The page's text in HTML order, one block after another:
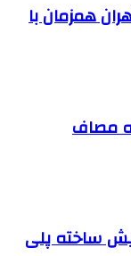
تهران همزمان با
مصاف
ساخته پلی